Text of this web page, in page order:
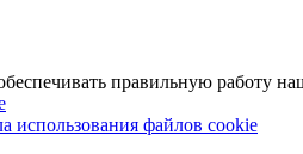
правильную работу
использования файлов cookie